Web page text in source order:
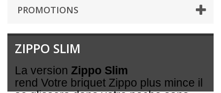
PROMOTIONS
ZIPPO SLIM
La version Zippo Slim
rend Votre briquet Zippo plus mince il